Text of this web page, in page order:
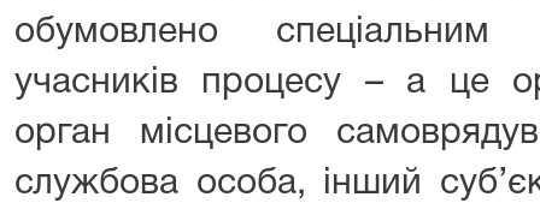
обумовлено спеціальним
учасників процесу – а це
орган місцевого
службова особа, інший